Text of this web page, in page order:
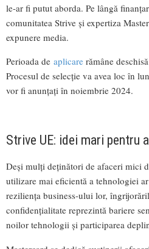
le-ar fi putut aborda. Pe lângă
comunitatea Strive și expertiza
expunere media.
Perioada de aplicare rămâne
Procesul de selecție va avea loc în
vor fi anunțați în noiembrie 2024.
Strive UE: idei mari pentru
Deși mulți deținători de afaceri mici
utilizare mai eficientă a tehnologiei
reziliența business-ului lor,
confidențialitate reprezintă bariere
noilor tehnologii și participarea